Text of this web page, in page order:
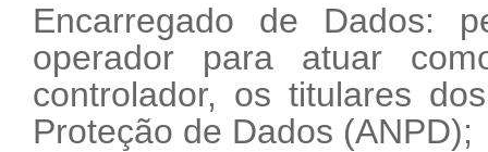
Encarregado de Dados:
operador para atuar
controlador, os titulares
Proteção de Dados (ANPD);